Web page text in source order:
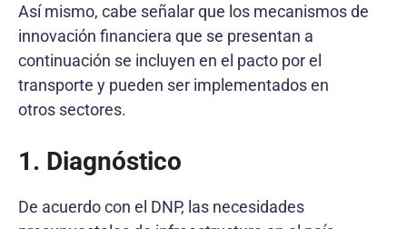
Así mismo, cabe señalar que los mecanismos de
innovación financiera que se presentan a
continuación se incluyen en el pacto por el
transporte y pueden ser implementados en
otros sectores.
1. Diagnóstico
De acuerdo con el DNP, las necesidades